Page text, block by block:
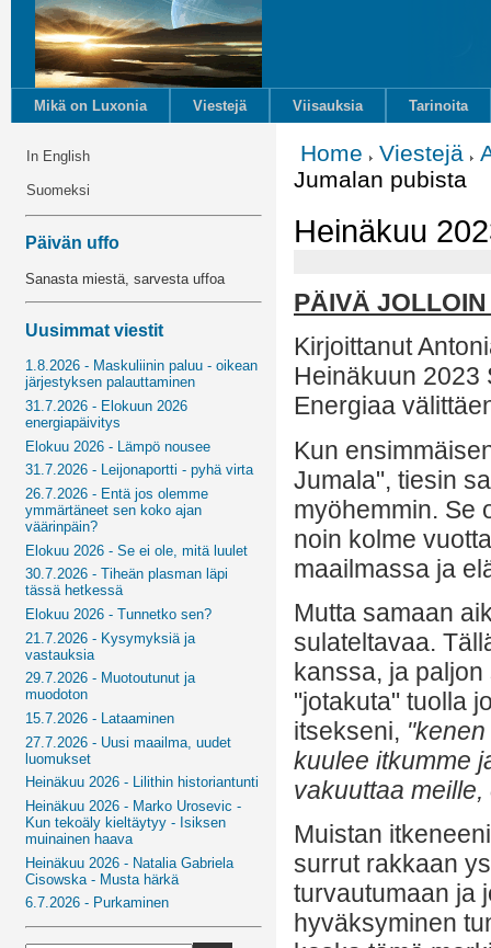
Mikä on Luxonia Viestejä Viisauksia Tarinoita
In English
Suomeksi
Päivän uffo
Sanasta miestä, sarvesta uffoa
Uusimmat viestit
1.8.2026 - Maskuliinin paluu - oikean
järjestyksen palauttaminen
31.7.2026 - Elokuun 2026
energiapäivitys
Elokuu 2026 - Lämpö nousee
31.7.2026 - Leijonaportti - pyhä virta
26.7.2026 - Entä jos olemme
ymmärtäneet sen koko ajan
väärinpäin?
Elokuu 2026 - Se ei ole, mitä luulet
30.7.2026 - Tiheän plasman läpi
tässä hetkessä
Elokuu 2026 - Tunnetko sen?
21.7.2026 - Kysymyksiä ja
vastauksia
29.7.2026 - Muotoutunut ja
muodoton
15.7.2026 - Lataaminen
27.7.2026 - Uusi maailma, uudet
luomukset
Heinäkuu 2026 - Lilithin historiantunti
Heinäkuu 2026 - Marko Urosevic -
Kun tekoäly kieltäytyy - Isiksen
muinainen haava
Heinäkuu 2026 - Natalia Gabriela
Cisowska - Musta härkä
6.7.2026 - Purkaminen
Home Viestejä
Jumalan pubista
Heinäkuu
PÄIVÄ
Kirjoittanut
Heinäkuun 2023
Energiaa
Kun
Jumala", tiesin
myöhemmin. Se
noin kolme
maailmassa ja
Mutta samaan
sulateltavaa.
kanssa, ja
"jotakuta" tuolla
itsekseni,
kuulee itkumme
vakuuttaa
Muistan
surrut rakkaan
turvautumaan ja
hyväksyminen